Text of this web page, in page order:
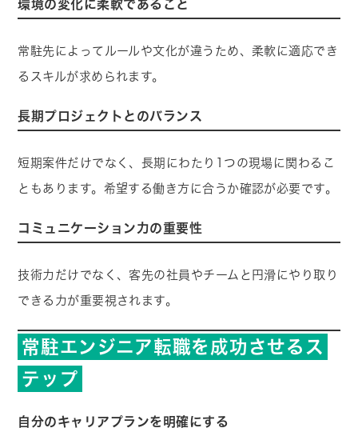
環境の変化に柔軟であること
常駐先によってルールや文化が違うため、柔軟に適応でき
るスキルが求められます。
長期プロジェクトとのバランス
短期案件だけでなく、長期にわたり1つの現場に関わるこ
ともあります。希望する働き方に合うか確認が必要です。
コミュニケーション力の重要性
技術力だけでなく、客先の社員やチームと円滑にやり取り
できる力が重要視されます。
常駐エンジニア転職を成功させるス
テップ
自分のキャリアプランを明確にする